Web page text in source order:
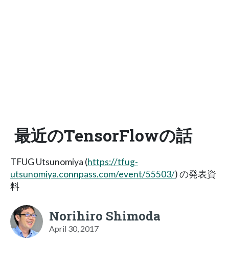
最近のTensorFlowの話
TFUG Utsunomiya (https://tfug-
utsunomiya.connpass.com/event/55503/) の発表資
料
Norihiro Shimoda
April 30, 2017